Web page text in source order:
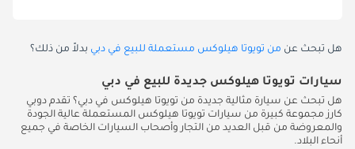
هل تبحث عن من تويوتا هيلوكس مستعملة للبيع في دبي بدلاً من ذلك؟
سيارات تويوتا هيلوكس جديدة للبيع في دبي
هل تبحث عن سيارة مثالية جديدة من تويوتا هيلوكس في دبي؟ تقدم دوبي
كارز مجموعة كبيرة من سيارات تويوتا هيلوكس المستعملة عالية الجودة
والمعروضة من قبل العديد من التجار وأصحاب السيارات الخاصة في جميع
أنحاء البلاد.